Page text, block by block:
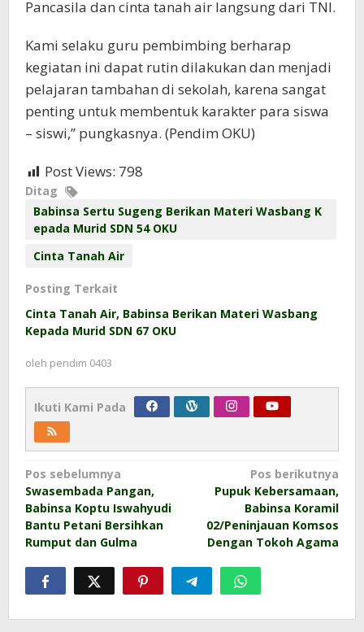
Pancasila dan cinta tanah air langsung dari TNI.
Kami selaku guru pembimbing berharap
kegiatan ini dapat rutin dilakukan dan menjadi
pelajaran tambahan di sekolah, karena sangat
penting untuk membentuk karakter para siswa
– siswi,” pungkasnya. (Pendim OKU)
Post Views: 798
Ditag
Babinsa Sertu Sugeng Berikan Materi Wasbang K
epada Murid SDN 54 OKU
Cinta Tanah Air
Posting Terkait
Cinta Tanah Air, Babinsa Berikan Materi Wasbang
Kepada Murid SDN 67 OKU
oleh pendim 0403
Ikuti Kami Pada
Navigasi
pos
Pos sebelumnya
Swasembada Pangan,
Babinsa Koptu Iswahyudi
Bantu Petani Bersihkan
Rumput dan Gulma
Pos berikutnya
Pupuk Kebersamaan,
Babinsa Koramil
02/Peninjauan Komsos
Dengan Tokoh Agama